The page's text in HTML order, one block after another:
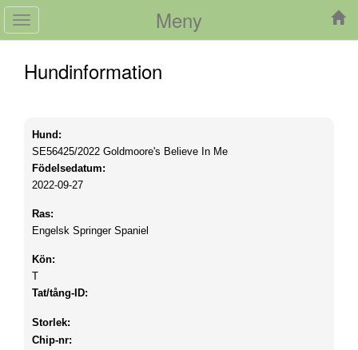
Meny
Toggle
navigation
Hundinformation
Hund:
SE56425/2022 Goldmoore's Believe In Me
Födelsedatum:
2022-09-27
Ras:
Engelsk Springer Spaniel
Kön:
T
Tat/tång-ID:
Storlek:
Chip-nr: